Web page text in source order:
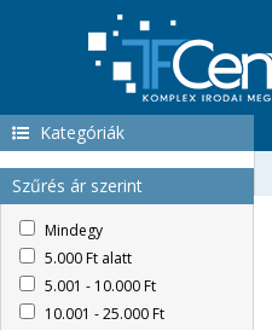
Kategóriák
Szűrés ár szerint
Mindegy
5.000 Ft alatt
5.001 - 10.000 Ft
10.001 - 25.000 Ft